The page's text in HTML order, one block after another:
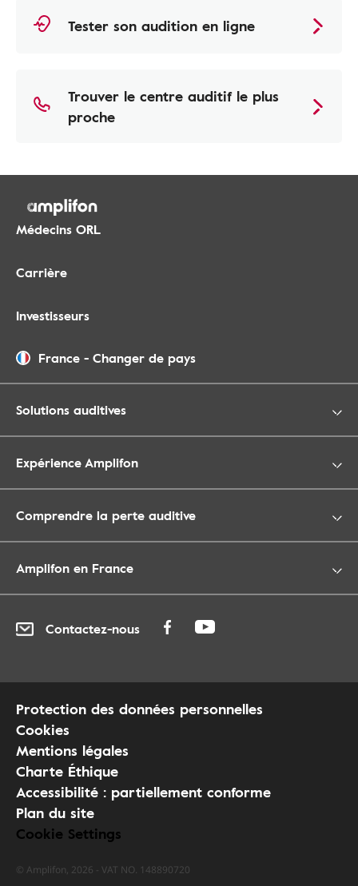
Tester son audition en ligne
Trouver le centre auditif le plus
proche
Médecins ORL
Carrière
Investisseurs
France - Changer de pays
Solutions auditives
Expérience Amplifon
Comprendre la perte auditive
Amplifon en France
Contactez-nous
Protection des données personnelles
Cookies
Mentions légales
Charte Éthique
Accessibilité : partiellement conforme
Plan du site
Cookie Settings
© Amplifon, 2026 - VAT NO. 148890720